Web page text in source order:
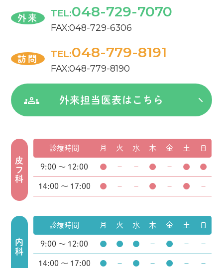
外来 TEL:048-729-7070
FAX:048-729-6306
訪問 TEL:048-779-8191
FAX:048-779-8190
外来担当医表はこちら
皮フ科
診療時間 月 火 水 木 金 土 日
9:00 ～ 12:00 ● － － ● － ● ●
14:00 ～ 17:00 ● － － ● － ● －
内科
診療時間 月 火 水 木 金 土 日
9:00 ～ 12:00 ● ● ● － ● － －
14:00 ～ 17:00 ● － ● － ● － －